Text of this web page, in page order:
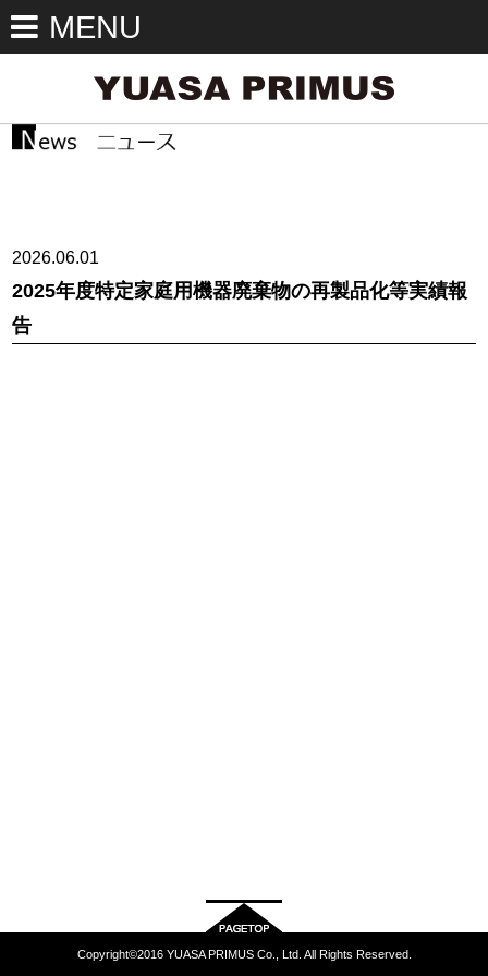
MENU
2026.06.01
2025年度特定家庭用機器廃棄物の再製品化等実績報
告
Copyright©2016 YUASA PRIMUS Co., Ltd. All Rights Reserved.